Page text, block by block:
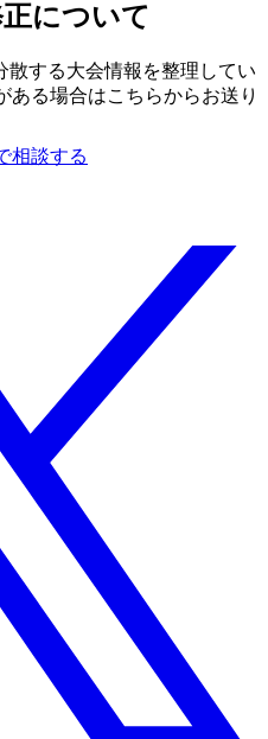
について
する大会情報を整理してい
ある場合はこちらからお送り
相談する